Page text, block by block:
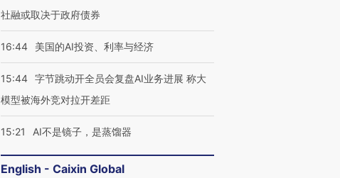
社融或取决于政府债券
16:44 美国的AI投资、利率与经济
15:44 字节跳动开全员会复盘AI业务进展 称大
模型被海外竞对拉开差距
15:21 AI不是镜子，是蒸馏器
English - Caixin Global